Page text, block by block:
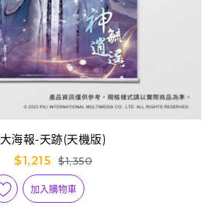
大海報-天跡(天機版)
$1,215
$1,350
加入購物車